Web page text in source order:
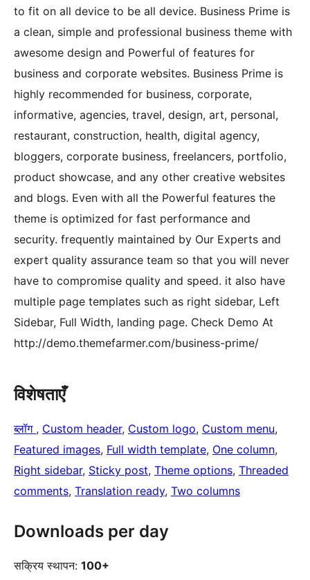
to fit on all device to be all device. Business Prime is
a clean, simple and professional business theme with
awesome design and Powerful of features for
business and corporate websites. Business Prime is
highly recommended for business, corporate,
informative, agencies, travel, design, art, personal,
restaurant, construction, health, digital agency,
bloggers, corporate business, freelancers, portfolio,
product showcase, and any other creative websites
and blogs. Even with all the Powerful features the
theme is optimized for fast performance and
security. frequently maintained by Our Experts and
expert quality assurance team so that you will never
have to compromise quality and speed. it also have
multiple page templates such as right sidebar, Left
Sidebar, Full Width, landing page. Check Demo At
http://demo.themefarmer.com/business-prime/
विशेषताएँ
ब्लॉग , Custom header, Custom logo, Custom menu
Featured images, Full width template, One column
Right sidebar, Sticky post, Theme options, Threaded
comments, Translation ready, Two columns
Downloads per day
सक्रिय स्थापन: 100+